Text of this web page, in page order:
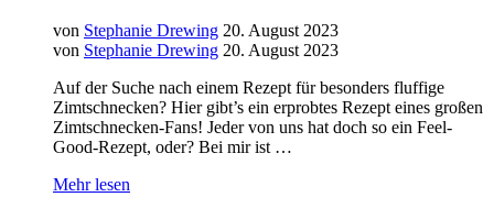
von Stephanie Drewing 20. August 2023
von Stephanie Drewing 20. August 2023
Auf der Suche nach einem Rezept für besonders fluffige
Zimtschnecken? Hier gibt’s ein erprobtes Rezept eines großen
Zimtschnecken-Fans! Jeder von uns hat doch so ein Feel-
Good-Rezept, oder? Bei mir ist …
Mehr lesen